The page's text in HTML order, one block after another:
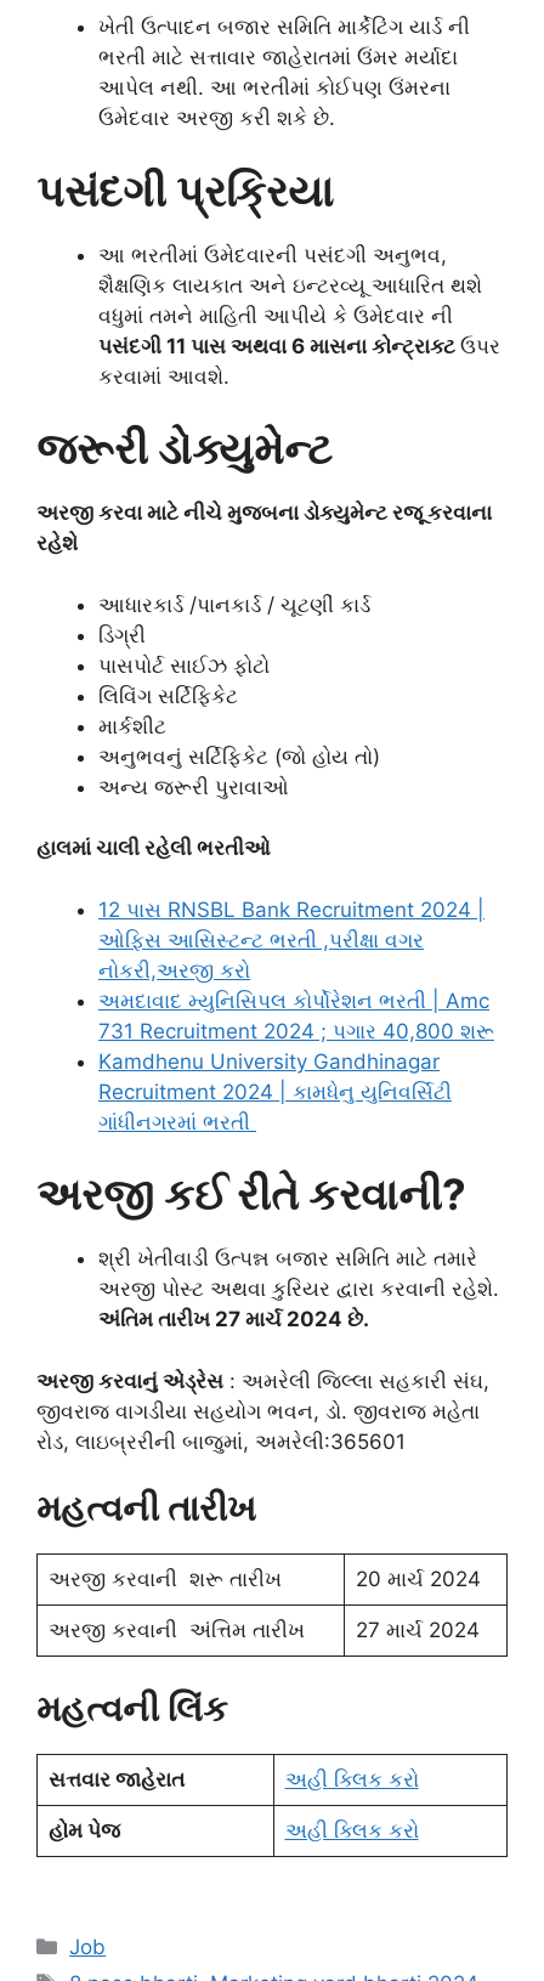
ખેતી ઉત્પાદન બજાર સમિતિ માર્કેટિંગ યાર્ડ ની
ભરતી માટે સત્તાવાર જાહેરાતમાં ઉંમર મર્યાદા
આપેલ નથી. આ ભરતીમાં કોઈપણ ઉંમરના
ઉમેદવાર અરજી કરી શકે છે.
પસંદગી પ્રક્રિયા
આ ભરતીમાં ઉમેદવારની પસંદગી અનુભવ,
શૈક્ષણિક લાયકાત અને ઇન્ટરવ્યૂ આધારિત થશે
વધુમાં તમને માહિતી આપીયે કે ઉમેદવાર ની
પસંદગી 11 પાસ અથવા 6 માસના કોન્ટ્રાક્ટ ઉપર
કરવામાં આવશે.
જરૂરી ડોક્યુમેન્ટ
અરજી કરવા માટે નીચે મુજબના ડોક્યુમેન્ટ રજૂ કરવાના
રહેશે
આધારકાર્ડ /પાનકાર્ડ / ચૂટણીં કાર્ડ
ડિગ્રી
પાસપોર્ટ સાઈઝ ફોટો
લિવિંગ સર્ટિફિકેટ
માર્કશીટ
અનુભવનું સર્ટિફિકેટ (જો હોય તો)
અન્ય જરૂરી પુરાવાઓ
હાલમાં ચાલી રહેલી ભરતીઓ
12 પાસ RNSBL Bank Recruitment 2024 |
ઓફિસ આસિસ્ટન્ટ ભરતી ,પરીક્ષા વગર
નોકરી,અરજી કરો
અમદાવાદ મ્યુનિસિપલ કોર્પોરેશન ભરતી | Amc
731 Recruitment 2024 ; પગાર 40,800 શરૂ
Kamdhenu University Gandhinagar
Recruitment 2024 | કામધેનુ યુનિવર્સિટી
ગાંધીનગરમાં ભરતી
અરજી કઈ રીતે કરવાની?
શ્રી ખેતીવાડી ઉત્પન્ન બજાર સમિતિ માટે તમારે
અરજી પોસ્ટ અથવા કુરિયર દ્વારા કરવાની રહેશે.
અંતિમ તારીખ 27 માર્ચ 2024 છે.
અરજી કરવાનું એડ્રેસ : અમરેલી જિલ્લા સહકારી સંઘ,
જીવરાજ વાગડીયા સહયોગ ભવન, ડો. જીવરાજ મહેતા
રોડ, લાઇબ્રરીની બાજુમાં, અમરેલી:365601
મહત્વની તારીખ
અરજી કરવાની શરૂ તારીખ 20 માર્ચ 2024
અરજી કરવાની અંત્તિમ તારીખ 27 માર્ચ 2024
મહત્વની લિંક
સત્તવાર જાહેરાત અહી ક્લિક કરો
હોમ પેજ અહી ક્લિક કરો
Categories
Job